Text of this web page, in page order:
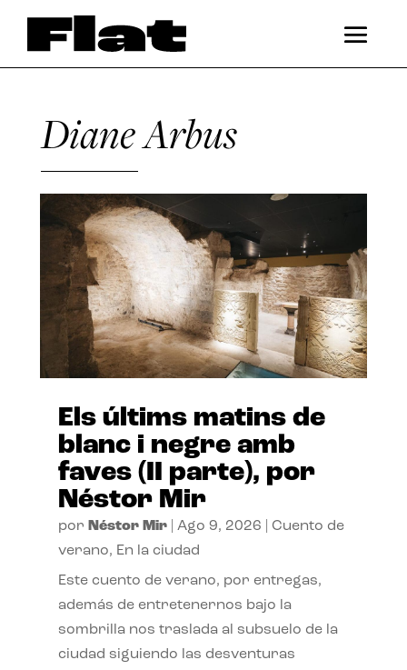
Diane Arbus
Els últims matins de
blanc i negre amb
faves (II parte), por
Néstor Mir
por Néstor Mir| Ago 9, 2026
Cuento de
verano, En la ciudad
Este cuento de verano, por entregas,
además de entretenernos bajo la
sombrilla nos traslada al subsuelo de la
ciudad siguiendo las desventuras